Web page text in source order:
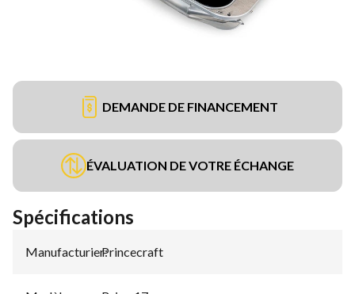
DEMANDE DE FINANCEMENT
ÉVALUATION DE VOTRE ÉCHANGE
Spécifications
Manufacturier:
Princecraft